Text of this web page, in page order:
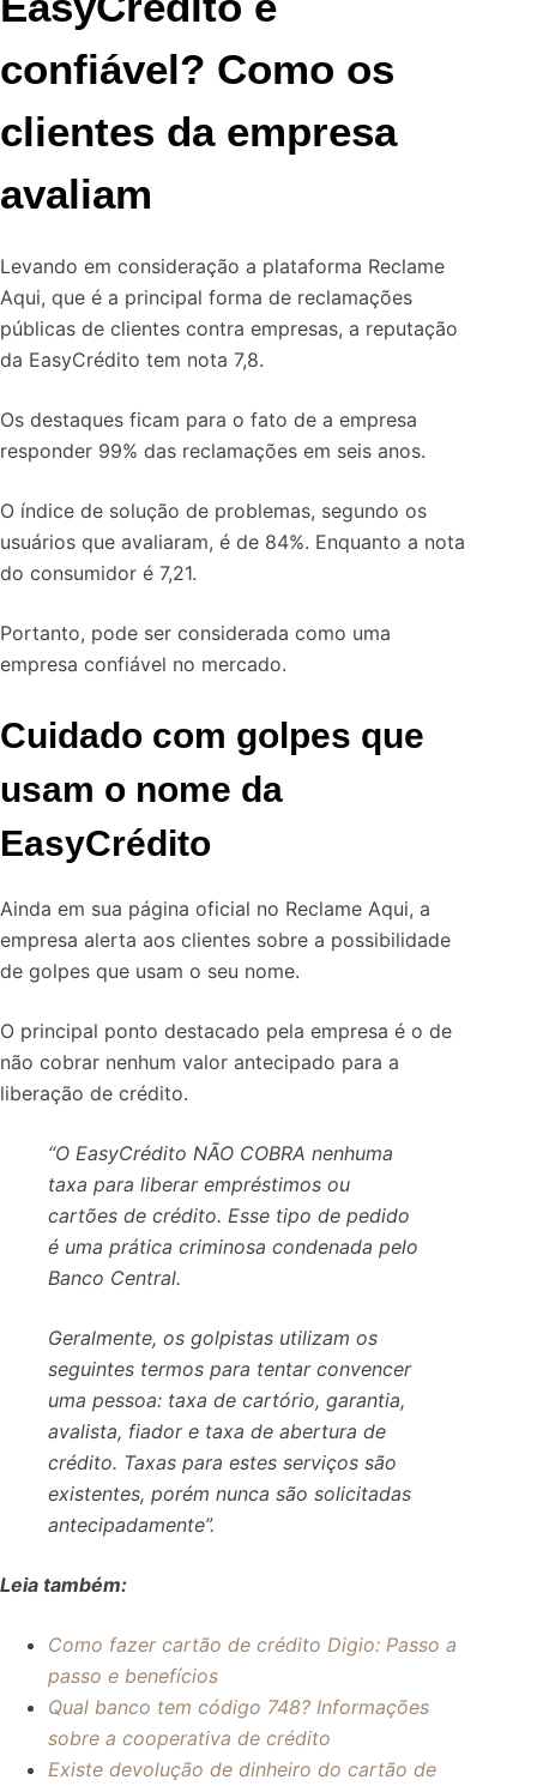
confiável? Como os
clientes da empresa
avaliam
Levando em consideração a plataforma Reclame
Aqui, que é a principal forma de reclamações
públicas de clientes contra empresas, a reputação
da EasyCrédito tem nota 7,8.
Os destaques ficam para o fato de a empresa
responder 99% das reclamações em seis anos.
O índice de solução de problemas, segundo os
usuários que avaliaram, é de 84%. Enquanto a nota
do consumidor é 7,21.
Portanto, pode ser considerada como uma
empresa confiável no mercado.
Cuidado com golpes que
usam o nome da
EasyCrédito
Ainda em sua página oficial no Reclame Aqui, a
empresa alerta aos clientes sobre a possibilidade
de golpes que usam o seu nome.
O principal ponto destacado pela empresa é o de
não cobrar nenhum valor antecipado para a
liberação de crédito.
“O EasyCrédito NÃO COBRA nenhuma
taxa para liberar empréstimos ou
cartões de crédito. Esse tipo de pedido
é uma prática criminosa condenada pelo
Banco Central.
Geralmente, os golpistas utilizam os
seguintes termos para tentar convencer
uma pessoa: taxa de cartório, garantia,
avalista, fiador e taxa de abertura de
crédito. Taxas para estes serviços são
existentes, porém nunca são solicitadas
antecipadamente”.
Leia também:
Como fazer cartão de crédito Digio: Passo a
passo e benefícios
Qual banco tem código 748? Informações
sobre a cooperativa de crédito
Existe devolução de dinheiro do cartão de